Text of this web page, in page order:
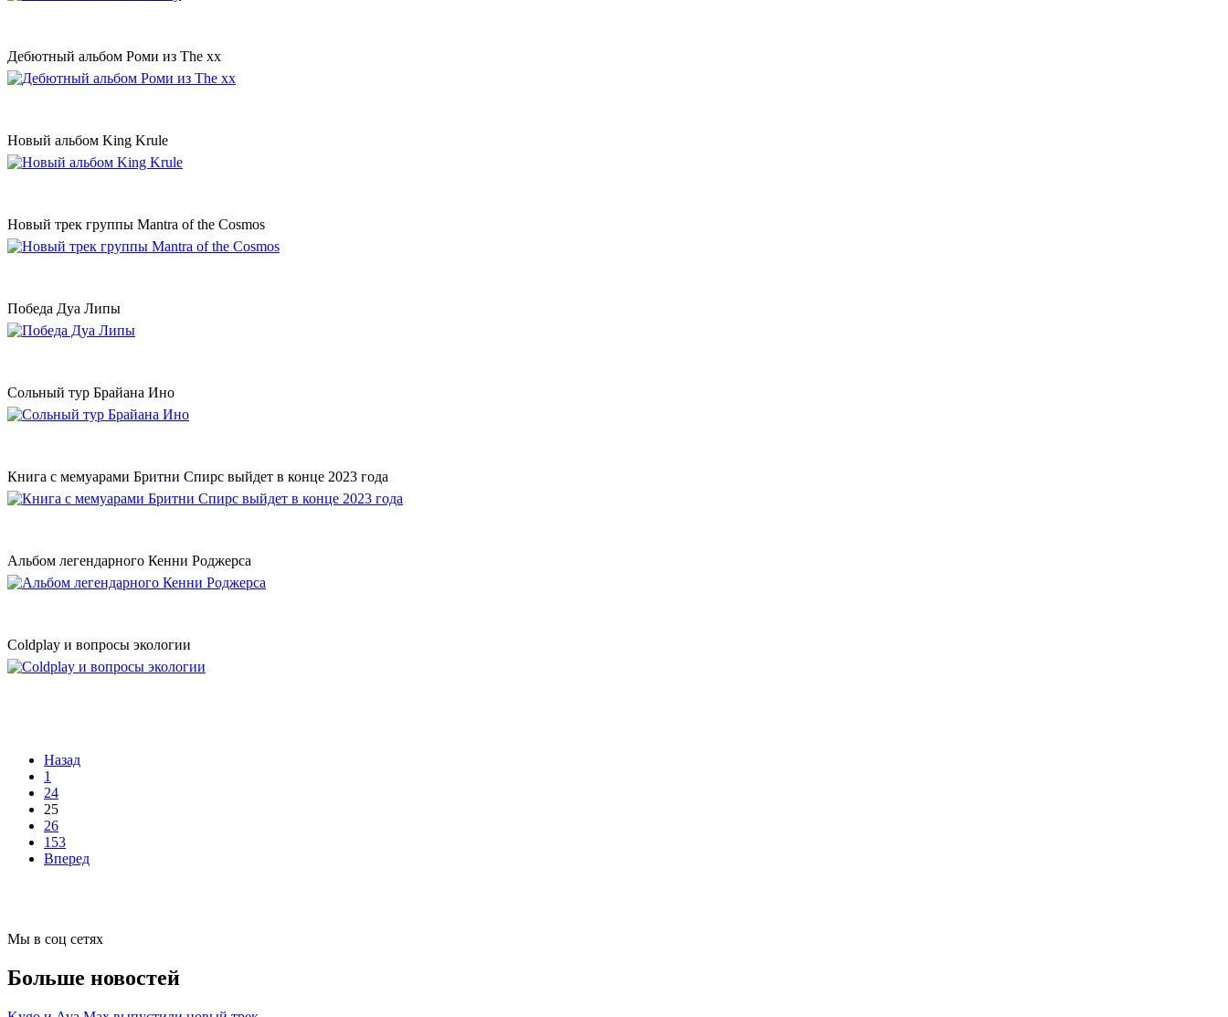
Дебютный альбом Роми из The xx
Новый альбом King Krule
Новый трек группы Mantra of the Cosmos
Победа Дуа Липы
Сольный тур Брайана Ино
Книга с мемуарами Бритни Спирс выйдет в конце 2023 года
Альбом легендарного Кенни Роджерса
Coldplay и вопросы экологии
Назад
1
24
25
26
153
Вперед
Мы в соц сетях
Больше новостей